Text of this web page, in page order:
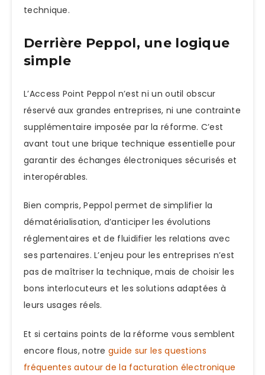
technique.
Derrière Peppol, une logique
simple
L’Access Point Peppol n’est ni un outil obscur
réservé aux grandes entreprises, ni une contrainte
supplémentaire imposée par la réforme. C’est
avant tout une brique technique essentielle pour
garantir des échanges électroniques sécurisés et
interopérables.
Bien compris, Peppol permet de simplifier la
dématérialisation, d’anticiper les évolutions
réglementaires et de fluidifier les relations avec
ses partenaires. L’enjeu pour les entreprises n’est
pas de maîtriser la technique, mais de choisir les
bons interlocuteurs et les solutions adaptées à
leurs usages réels.
Et si certains points de la réforme vous semblent
encore flous, notreguide sur les questions
fréquentes autour de la facturation électronique